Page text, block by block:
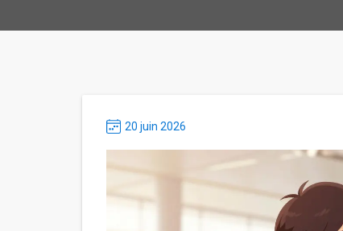
20 juin 2026